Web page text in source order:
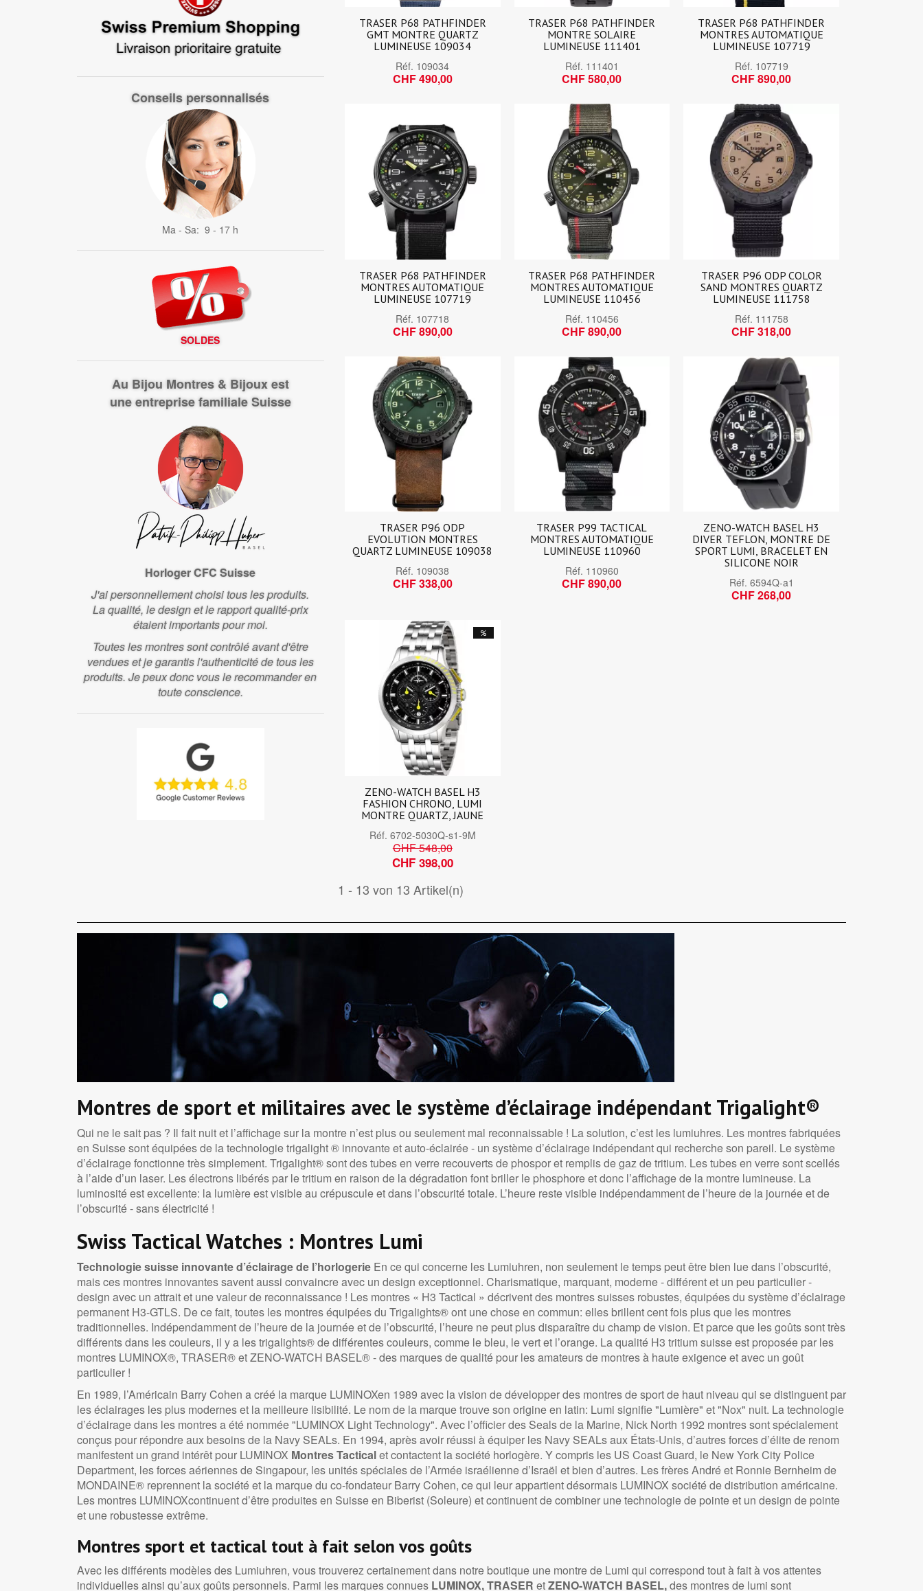
Conseils personnalisés
Ma - Sa: 9 - 17 h
SOLDES
Au Bijou Montres & Bijoux est
une entreprise familiale Suisse
Horloger CFC Suisse
J'ai personnellement choisi tous les produits.
La qualité, le design et le rapport qualité-prix
étaient importants pour moi.
Toutes les montres sont contrôlé avant d'être
vendues et je garantis l'authenticité de tous les
produits. Je peux donc vous le recommander en
toute conscience.
TRASER P68 PATHFINDER
GMT MONTRE QUARTZ
LUMINEUSE 109034
Réf. 109034
CHF 490,00
TRASER P68 PATHFINDER
MONTRE SOLAIRE
LUMINEUSE 111401
Réf. 111401
CHF 580,00
TRASER P68 PATHFINDER
MONTRES AUTOMATIQUE
LUMINEUSE 107719
Réf. 107719
CHF 890,00
TRASER P68 PATHFINDER
MONTRES AUTOMATIQUE
LUMINEUSE 107719
Réf. 107718
CHF 890,00
TRASER P68 PATHFINDER
MONTRES AUTOMATIQUE
LUMINEUSE 110456
Réf. 110456
CHF 890,00
TRASER P96 ODP COLOR
SAND MONTRES QUARTZ
LUMINEUSE 111758
Réf. 111758
CHF 318,00
TRASER P96 ODP
EVOLUTION MONTRES
QUARTZ LUMINEUSE 109038
Réf. 109038
CHF 338,00
TRASER P99 TACTICAL
MONTRES AUTOMATIQUE
LUMINEUSE 110960
Réf. 110960
CHF 890,00
ZENO-WATCH BASEL H3
DIVER TEFLON, MONTRE DE
SPORT LUMI, BRACELET EN
SILICONE NOIR
Réf. 6594Q-a1
CHF 268,00
%
ZENO-WATCH BASEL H3
FASHION CHRONO, LUMI
MONTRE QUARTZ, JAUNE
Réf. 6702-5030Q-s1-9M
CHF 548,00
CHF 398,00
1 - 13 von 13 Artikel(n)
Montres de sport et militaires avec le système d’éclairage indépendant Trigalight®
Qui ne le sait pas ? Il fait nuit et l’affichage sur la montre n’est plus ou seulement mal reconnaissable ! La solution, c’est les lumiuhres. Les montres fabriquées
en Suisse sont équipées de la technologie trigalight ® innovante et auto-éclairée - un système d’éclairage indépendant qui recherche son pareil. Le système
d’éclairage fonctionne très simplement. Trigalight® sont des tubes en verre recouverts de phospor et remplis de gaz de tritium. Les tubes en verre sont scellés
à l’aide d’un laser. Les électrons libérés par le tritium en raison de la dégradation font briller le phosphore et donc l’affichage de la montre lumineuse. La
luminosité est excellente: la lumière est visible au crépuscule et dans l’obscurité totale. L’heure reste visible indépendamment de l’heure de la journée et de
l’obscurité - sans électricité !
Swiss Tactical Watches : Montres Lumi
Technologie suisse innovante d’éclairage de l’horlogerie En ce qui concerne les Lumiuhren, non seulement le temps peut être bien lue dans l’obscurité,
mais ces montres innovantes savent aussi convaincre avec un design exceptionnel. Charismatique, marquant, moderne - différent et un peu particulier -
design avec un attrait et une valeur de reconnaissance ! Les montres « H3 Tactical » décrivent des montres suisses robustes, équipées du système d’éclairage
permanent H3-GTLS. De ce fait, toutes les montres équipées du Trigalights® ont une chose en commun: elles brillent cent fois plus que les montres
traditionnelles. Indépendamment de l’heure de la journée et de l’obscurité, l’heure ne peut plus disparaître du champ de vision. Et parce que les goûts sont très
différents dans les couleurs, il y a les trigalights® de différentes couleurs, comme le bleu, le vert et l’orange. La qualité H3 tritium suisse est proposée par les
montres LUMINOX®, TRASER® et ZENO-WATCH BASEL® - des marques de qualité pour les amateurs de montres à haute exigence et avec un goût
particulier !
En 1989, l’Américain Barry Cohen a créé la marque LUMINOXen 1989 avec la vision de développer des montres de sport de haut niveau qui se distinguent par
les éclairages les plus modernes et la meilleure lisibilité. Le nom de la marque trouve son origine en latin: Lumi signifie "Lumière" et "Nox" nuit. La technologie
d’éclairage dans les montres a été nommée "LUMINOX Light Technology". Avec l’officier des Seals de la Marine, Nick North 1992 montres sont spécialement
conçus pour répondre aux besoins de la Navy SEALs. En 1994, après avoir réussi à équiper les Navy SEALs aux États-Unis, d’autres forces d’élite de renom
manifestent un grand intérêt pour LUMINOX Montres Tacticalet contactent la société horlogère. Y compris les US Coast Guard, le New York City Police
Department, les forces aériennes de Singapour, les unités spéciales de l’Armée israélienne d’Israël et bien d’autres. Les frères André et Ronnie Bernheim de
MONDAINE® reprennent la société et la marque du co-fondateur Barry Cohen, ce qui leur appartient désormais LUMINOX société de distribution américaine.
Les montres LUMINOXcontinuent d’être produites en Suisse en Biberist (Soleure) et continuent de combiner une technologie de pointe et un design de pointe
et une robustesse extrême.
Montres sport et tactical tout à fait selon vos goûts
Avec les différents modèles des Lumiuhren, vous trouverez certainement dans notre boutique une montre de Lumi qui correspond tout à fait à vos attentes
individuelles ainsi qu’aux goûts personnels. Parmi les marques connues LUMINOX,TRASER etZENO-WATCH BASEL,des montres de lumi sont